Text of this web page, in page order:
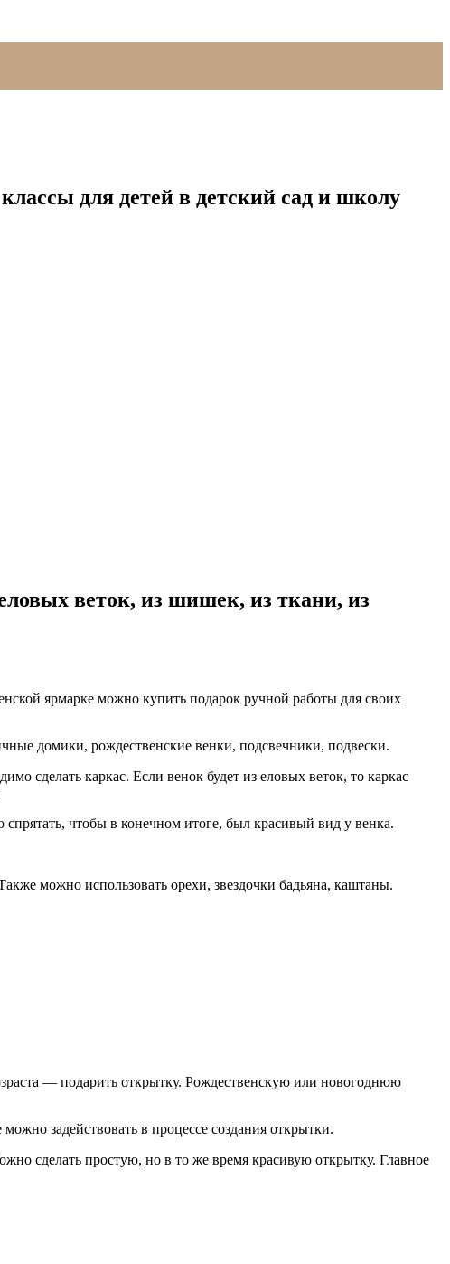
для детей в детский сад и школу
веток, из шишек, из ткани, из
ярмарке можно купить подарок ручной работы для своих
домики, рождественские венки, подсвечники, подвески.
сделать каркас. Если венок будет из еловых веток, то каркас
чтобы в конечном итоге, был красивый вид у венка.
можно использовать орехи, звездочки бадьяна, каштаны.
— подарить открытку. Рождественскую или новогоднюю
задействовать в процессе создания открытки.
сделать простую, но в то же время красивую открытку. Главное